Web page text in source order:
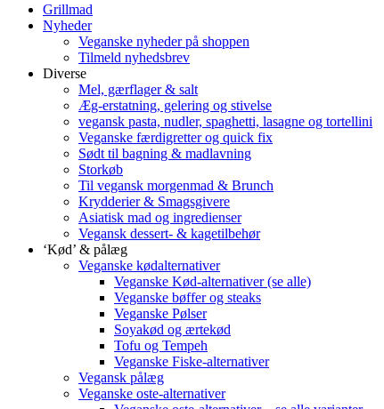
Grillmad
Nyheder
Veganske nyheder på shoppen
Tilmeld nyhedsbrev
Diverse
Mel, gærflager & salt
Æg-erstatning, gelering og stivelse
vegansk pasta, nudler, spaghetti, lasagne og tortellini
Veganske færdigretter og quick fix
Sødt til bagning & madlavning
Storkøb
Til vegansk morgenmad & Brunch
Krydderier & Smagsgivere
Asiatisk mad og ingredienser
Vegansk dessert- & kagetilbehør
‘Kød’ & pålæg
Veganske kødalternativer
Veganske Kød-alternativer (se alle)
Veganske bøffer og steaks
Veganske Pølser
Soyakød og ærtekød
Tofu og Tempeh
Veganske Fiske-alternativer
Vegansk pålæg
Veganske oste-alternativer